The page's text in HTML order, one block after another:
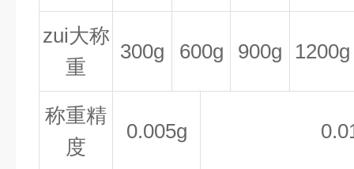
zui大称
重
300g 600g 900g 1200g
称重精
度
0.005g